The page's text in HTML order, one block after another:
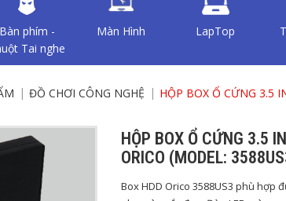
Bàn phím -
Tai nghe
Màn Hình LapTop
ĐỒ CHƠI CÔNG NGHỆ HỘP BOX Ổ CỨNG 3.5
HỘP BOX Ổ CỨNG 3.5
ORICO (MODEL:
Box HDD Orico 3588US3 phù hợp